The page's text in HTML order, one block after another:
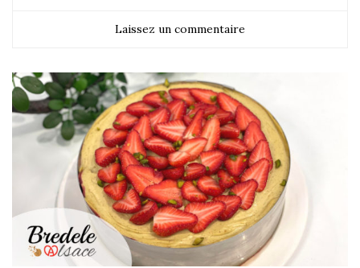
Laissez un commentaire